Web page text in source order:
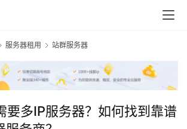
服务器租用 站群服务器
要多IP服务器？如何找到靠谱